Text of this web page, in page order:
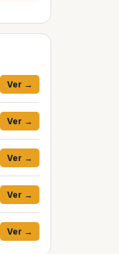
Ver →
Ver →
Ver →
Ver →
Ver →